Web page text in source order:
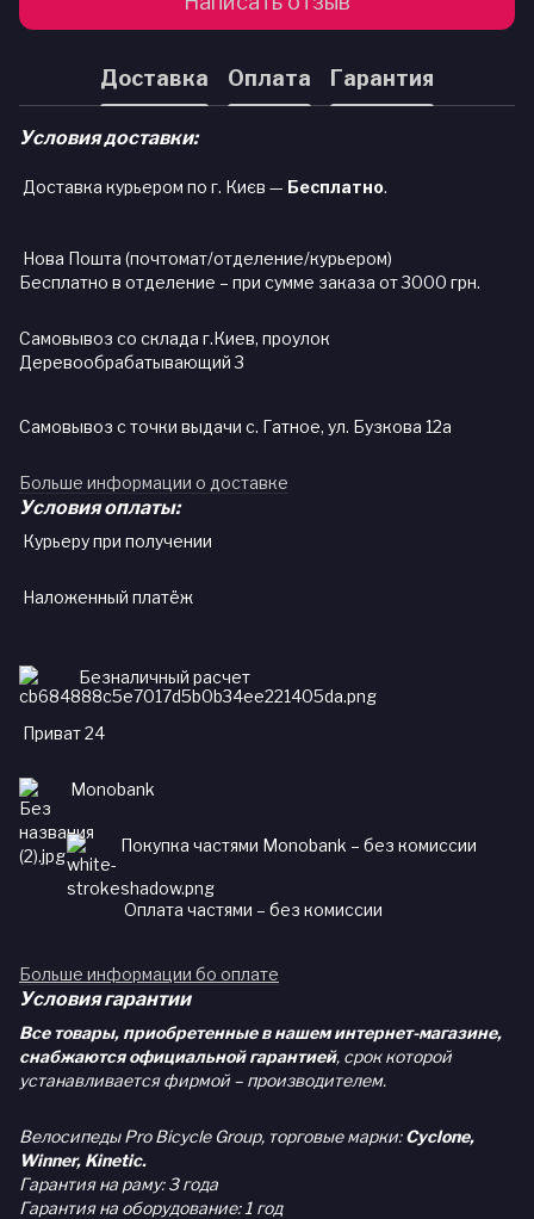
Доставка Оплата Гарантия
Условия доставки:
Доставка курьером по г. Києв — Бесплатно.
Нова Пошта (почтомат/отделение/курьером)
Бесплатно в отделение – при сумме заказа от 3000 грн.
Самовывоз со склада г.Киев, проулок
Деревообрабатывающий 3
Самовывоз с точки выдачи с. Гатное, ул. Бузкова 12а
Больше информации о доставке
Условия оплаты:
Курьеру при получении
Наложенный платёж
Безналичный расчет
Приват 24
Monobank
Покупка частями Monobank – без комиссии
Оплата частями – без комиссии
Больше информации бо оплате
Условия гарантии
Все товары, приобретенные в нашем интернет-магазине,
снабжаются официальной гарантией, срок которой
устанавливается фирмой – производителем.
Велосипеды Pro Bicycle Group, торговые марки:Cyclone,
Winner, Kinetic.
Гарантия на раму: 3 года
Гарантия на оборудование: 1 год